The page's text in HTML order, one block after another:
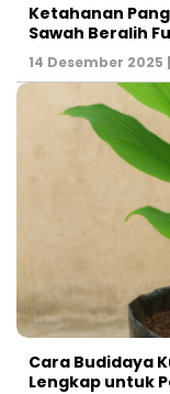
Ketahanan
Sawah Beralih
14 Desember 2025
Cara Budidaya
Lengkap untuk